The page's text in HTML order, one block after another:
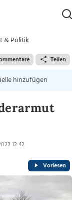
& Politik
Teilen
hinzufügen
12:42
Vorlesen